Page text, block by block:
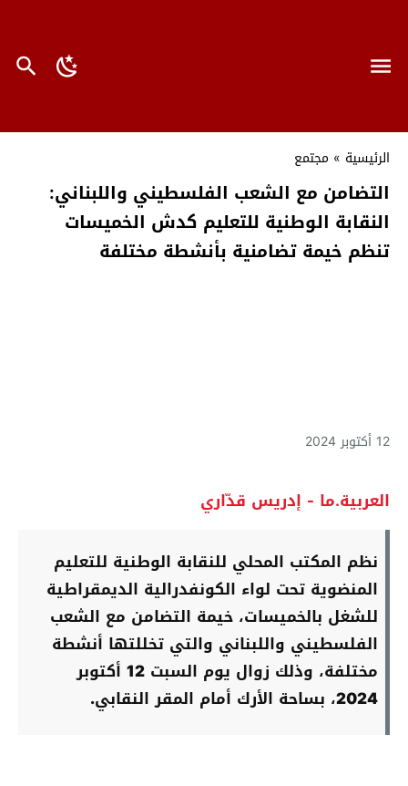
الرئيسية » مجتمع
التضامن مع الشعب الفلسطيني واللبناني:
النقابة الوطنية للتعليم كدش الخميسات
تنظم خيمة تضامنية بأنشطة مختلفة
12 أكتوبر 2024
العربية.ما - إدريس قدّاري
نظم المكتب المحلي للنقابة الوطنية للتعليم
المنضوية تحت لواء الكونفدرالية الديمقراطية
للشغل بالخميسات، خيمة التضامن مع الشعب
الفلسطيني واللبناني والتي تخللتها أنشطة
مختلفة، وذلك زوال يوم السبت 12 أكتوبر
2024، بساحة الأرك أمام المقر النقابي.